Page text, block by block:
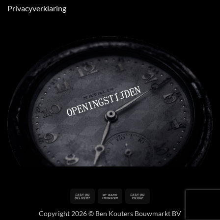
Privacyverklaring
Cash
Delivery
Bank
Pickup
Copyright 2026 © Ben Kouters Bouwmarkt BV